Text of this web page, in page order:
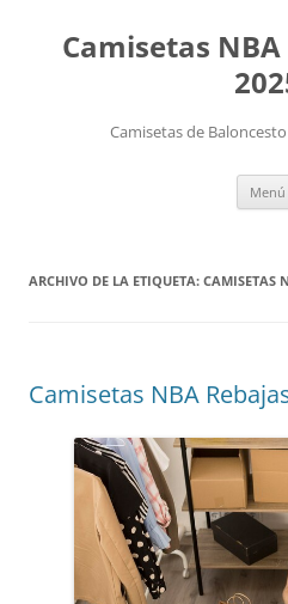
Camisetas
Camisetas de
Menú
ARCHIVO DE LA ETIQUETA: CAMISETAS
Camisetas NBA